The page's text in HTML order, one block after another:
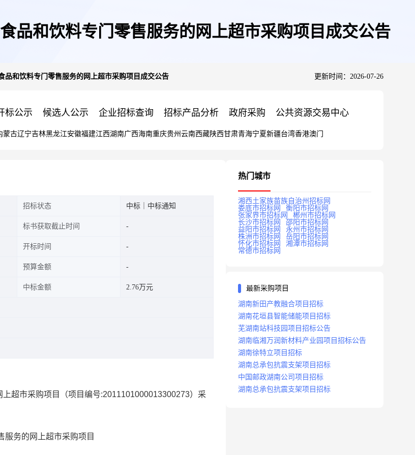
品和饮料专门零售服务的网上超市采购项目成交公告
品和饮料专门零售服务的网上超市采购项目成交公告 更新时间：2026-07-26
标公示 候选人公示 企业招标查询 招标产品分析 政府采购 公共资源交易中心
蒙古辽宁吉林黑龙江安徽福建江西湖南广西海南重庆贵州 云南西藏陕西甘肃青海宁夏新疆台湾香港澳门
招标状态 中标｜中标通知
标书获取截止时间
开标时间
预算金额
中标金额 2.76万元
超市采购项目 （项目编号:2011101000013300273）采
服务的网上超市采购项目
热门城市
湘西土家族苗族自治州招标网
娄底市招标网
衡阳市招标网
张家界市招标网
郴州市招标网
长沙市招标网
邵阳市招标网
益阳市招标网
永州市招标网
株洲市招标网
岳阳市招标网
怀化市招标网
湘潭市招标网
常德市招标网
最新采购项目
湖南新田产教融合项目招标
湖南花垣县智能储能项目招标
芜湖南站科技园项目招标公告
湖南临湘万润新材料产业园项目招标公告
湖南徐特立项目招标
湖南总承包抗震支架项目招标
中国邮政湖南公司项目招标
湖南总承包抗震支架项目招标